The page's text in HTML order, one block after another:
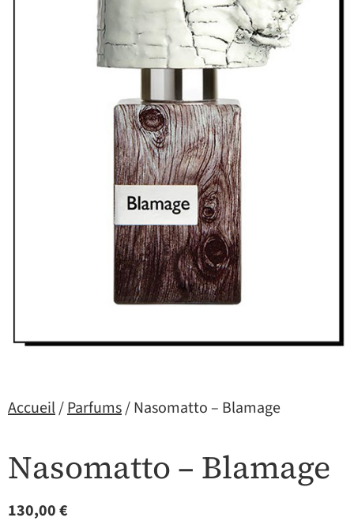
Accueil/Parfums/ Nasomatto – Blamage
Nasomatto – Blamage
130,00€